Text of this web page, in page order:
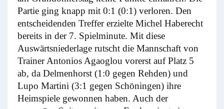
Partie ging knapp mit 0:1 (0:1) verloren. Den
entscheidenden Treffer erzielte Michel Haberecht
bereits in der 7. Spielminute. Mit diese
Auswärtsniederlage rutscht die Mannschaft von
Trainer Antonios Agaoglou vorerst auf Platz 5
ab, da Delmenhorst (1:0 gegen Rehden) und
Lupo Martini (3:1 gegen Schöningen) ihre
Heimspiele gewonnen haben. Auch der